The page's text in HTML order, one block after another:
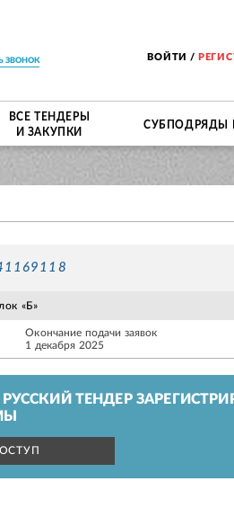
ЗВОНОК ВОЙТИ /
ВСЕ ТЕНДЕРЫ
И ЗАКУПКИ
СУБПОДРЯДЫ
«Б»
Окончание подачи заявок
1 декабря 2025
ТЕНДЕР